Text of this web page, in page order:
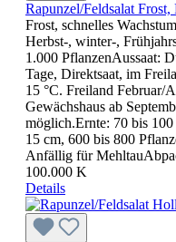
Rapunzel/Feldsalat Frost,
Frost, schnelles
Herbst-, winter-,
1.000 PflanzenAussaat:
Tage, Direktsaat, im
15 °C. Freiland Februar/
Gewächshaus ab
möglich.Ernte: 70 bis
15 cm, 600 bis 800
Anfällig für
100.000 K
Details